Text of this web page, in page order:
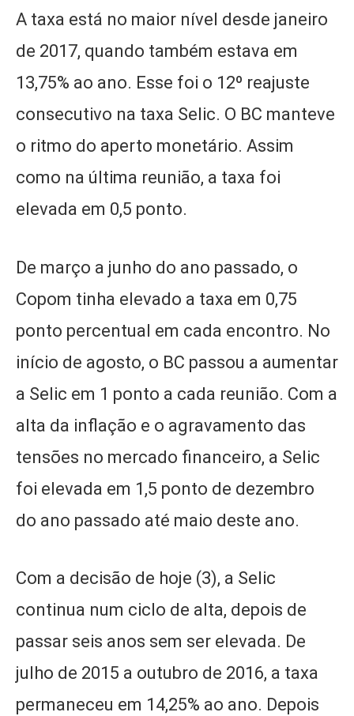
A taxa está no maior nível desde janeiro
de 2017, quando também estava em
13,75% ao ano. Esse foi o 12º reajuste
consecutivo na taxa Selic. O BC manteve
o ritmo do aperto monetário. Assim
como na última reunião, a taxa foi
elevada em 0,5 ponto.
De março a junho do ano passado, o
Copom tinha elevado a taxa em 0,75
ponto percentual em cada encontro. No
início de agosto, o BC passou a aumentar
a Selic em 1 ponto a cada reunião. Com a
alta da inflação e o agravamento das
tensões no mercado financeiro, a Selic
foi elevada em 1,5 ponto de dezembro
do ano passado até maio deste ano.
Com a decisão de hoje (3), a Selic
continua num ciclo de alta, depois de
passar seis anos sem ser elevada. De
julho de 2015 a outubro de 2016, a taxa
permaneceu em 14,25% ao ano. Depois